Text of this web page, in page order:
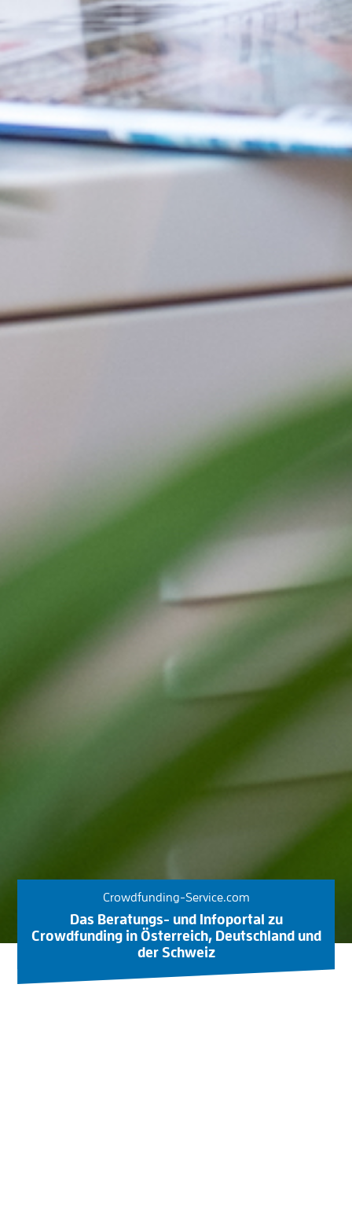
Crowdfunding-Service.com
Das Beratungs- und Infoportal zu
Crowdfunding in Österreich, Deutschland und
der Schweiz